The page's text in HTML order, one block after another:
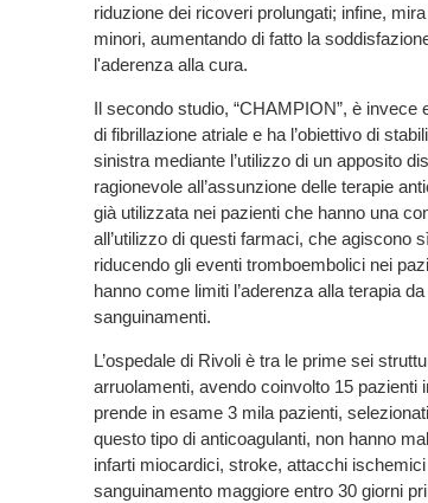
riduzione dei ricoveri prolungati; infine,
minori, aumentando di fatto la
l'aderenza alla cura.
Il secondo studio, “CHAMPION”, è invece
di fibrillazione atriale e ha l’obiettivo di
sinistra mediante l’utilizzo di un apposito
ragionevole all’assunzione delle terapie
già utilizzata nei pazienti che hanno una
all’utilizzo di questi farmaci, che agiscono
riducendo gli eventi tromboembolici nei
hanno come limiti l’aderenza alla terapia
sanguinamenti.
L’ospedale di Rivoli è tra le prime sei
arruolamenti, avendo coinvolto 15 pazienti
prende in esame 3 mila pazienti,
questo tipo di anticoagulanti, non hanno
infarti miocardici, stroke, attacchi
sanguinamento maggiore entro 30 giorni